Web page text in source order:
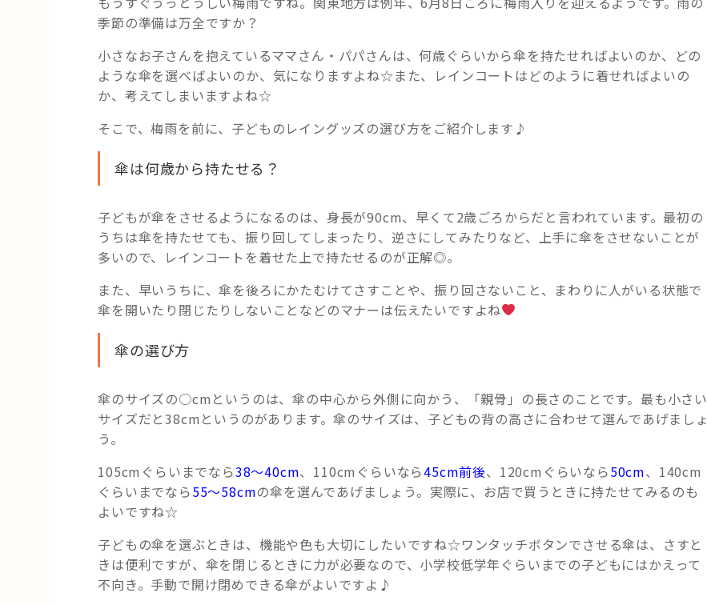
季節の準備は万全ですか？
小さなお子さんを抱えているママさん・パパさんは、何歳ぐらいから傘を持たせればよいのか、どの
ような傘を選べばよいのか、気になりますよね☆また、レインコートはどのように着せればよいの
か、考えてしまいますよね☆
そこで、梅雨を前に、子どものレイングッズの選び方をご紹介します♪
傘は何歳から持たせる？
子どもが傘をさせるようになるのは、身長が90cm、早くて2歳ごろからだと言われています。最初の
うちは傘を持たせても、振り回してしまったり、逆さにしてみたりなど、上手に傘をさせないことが
多いので、レインコートを着せた上で持たせるのが正解◎。
また、早いうちに、傘を後ろにかたむけてさすことや、振り回さないこと、まわりに人がいる状態で
傘を開いたり閉じたりしないことなどのマナーは伝えたいですよね
傘の選び方
傘のサイズの○cmというのは、傘の中心から外側に向かう、「親骨」の長さのことです。最も小さい
サイズだと38cmというのがあります。傘のサイズは、子どもの背の高さに合わせて選んであげましょ
う。
105cmぐらいまでなら38～40cm、110cmぐらいなら45cm前後、120cmぐらいなら50cm、140cm
ぐらいまでなら55～58cmの傘を選んであげましょう。実際に、お店で買うときに持たせてみるのも
よいですね☆
子どもの傘を選ぶときは、機能や色も大切にしたいですね☆ワンタッチボタンでさせる傘は、さすと
きは便利ですが、傘を閉じるときに力が必要なので、小学校低学年ぐらいまでの子どもにはかえって
不向き。手動で開け閉めできる傘がよいですよ♪